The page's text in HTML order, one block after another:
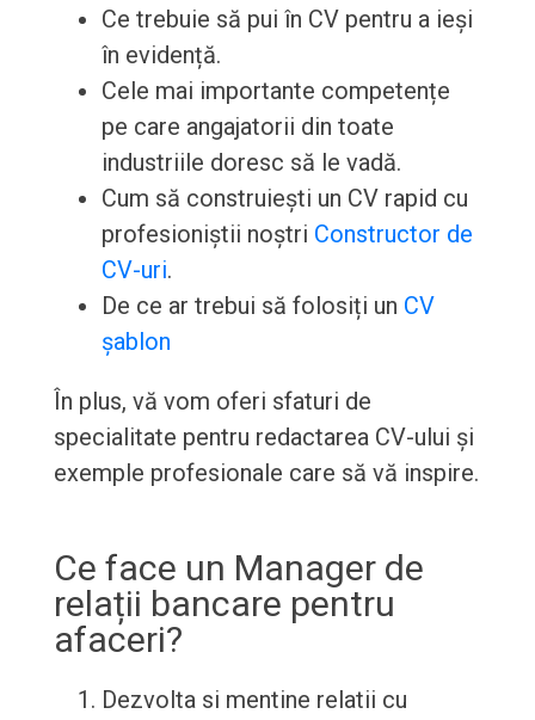
Ce trebuie să pui în CV pentru a ieși
în evidență.
Cele mai importante competențe
pe care angajatorii din toate
industriile doresc să le vadă.
Cum să construiești un CV rapid cu
profesioniștii noștri Constructor de
CV-uri.
De ce ar trebui să folosiți un CV
șablon
În plus, vă vom oferi sfaturi de
specialitate pentru redactarea CV-ului și
exemple profesionale care să vă inspire.
Ce face un Manager de
relații bancare pentru
afaceri?
Dezvolta si mentine relatii cu